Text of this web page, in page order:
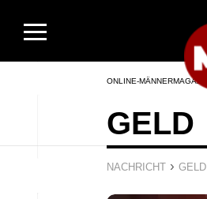
ONLINE-MÄNNERMAGAZIN
GELD
NACHRICHT › GELD